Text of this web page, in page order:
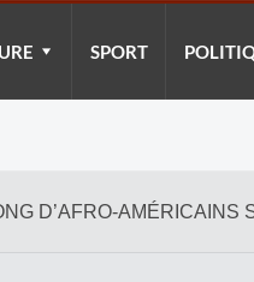
SPORT
D’AFRO-AMÉRICAINS